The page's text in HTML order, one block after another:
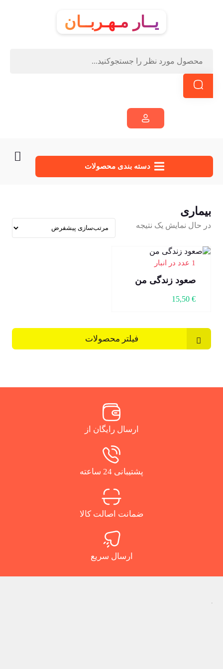
یــار مـهـربــان
دسته‌ بندی محصولات
بیماری
در حال نمایش یک نتیجه
1 عدد در انبار
صعود زندگی من
15,50 €
فیلتر محصولات
ارسال رایگان از
پشتیبانی 24 ساعته
ضمانت اصالت کالا
ارسال سریع
.